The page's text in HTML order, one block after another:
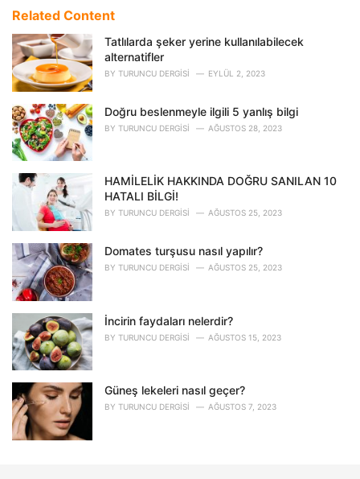
e
o
r
i
e
:
Related Content
Tatlılarda şeker yerine kullanılabilecek
alternatifler
BY TURUNCU DERGISI EYLÜL 2, 2023
Doğru beslenmeyle ilgili 5 yanlış bilgi
BY TURUNCU DERGISI AĞUSTOS 28, 2023
HAMİLELİK HAKKINDA DOĞRU SANILAN 10
HATALI BİLGİ!
BY TURUNCU DERGISI AĞUSTOS 25, 2023
Domates turşusu nasıl yapılır?
BY TURUNCU DERGISI AĞUSTOS 25, 2023
İncirin faydaları nelerdir?
BY TURUNCU DERGISI AĞUSTOS 15, 2023
Güneş lekeleri nasıl geçer?
BY TURUNCU DERGISI AĞUSTOS 7, 2023